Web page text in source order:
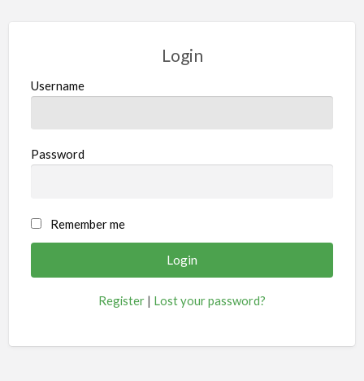
Login
Username
Password
Remember me
Register | Lost your password?